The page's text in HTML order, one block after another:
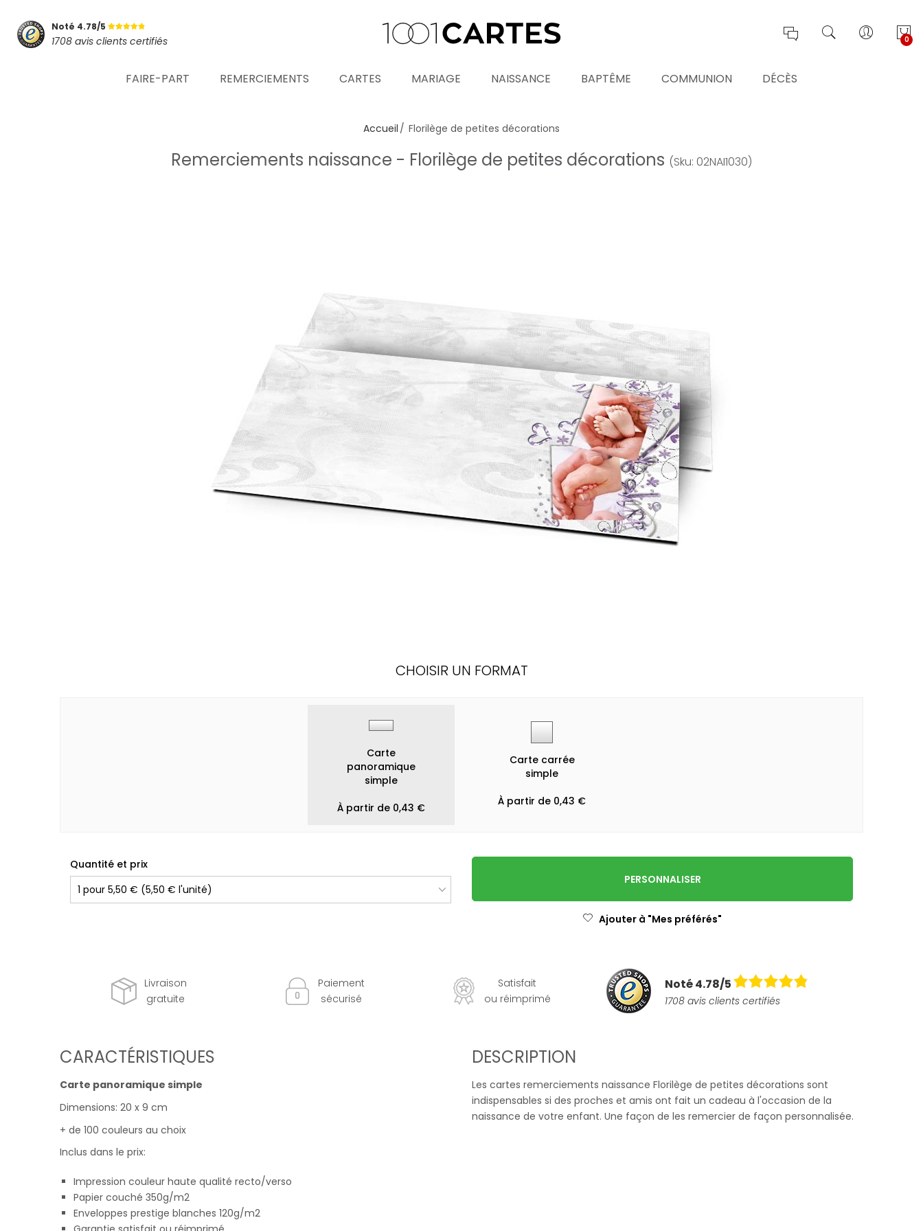
Noté 4.78/5
1708 avis clients certifiés 0
FAIRE-PART REMERCIEMENTS CARTES MARIAGE NAISSANCE BAPTÊME COMMUNION DÉCÈS
Mot de passe oublié ?
SE CONNECTER
Accueil Florilège de petites décorations
Remerciements naissance - Florilège de petites décorations (Sku: 02NAI1030)
CHOISIR UN FORMAT
Carte
panoramique
simple
À partir de 0,43 €
Carte carrée
simple
À partir de 0,43 €
Quantité et prix
PERSONNALISER
Ajouter à "Mes préférés"
Livraison
gratuite
Paiement
sécurisé
Satisfait
ou réimprimé
Noté 4.78/5
1708 avis clients certifiés
CARACTÉRISTIQUES
Carte panoramique simple
Dimensions: 20 x 9 cm
+ de 100 couleurs au choix
Inclus dans le prix:
Impression couleur haute qualité recto/verso
Papier couché 350g/m2
Enveloppes prestige blanches 120g/m2
DESCRIPTION
Les cartes remerciements naissance Florilège de petites décorations sont
indispensables si des proches et amis ont fait un cadeau à l'occasion de la
naissance de votre enfant. Une façon de les remercier de façon personnalisée.